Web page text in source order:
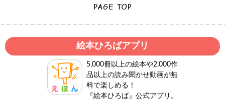
絵本ひろばアプリ
5,000冊以上の絵本や2,000作
品以上の読み聞かせ動画が無
料で楽しめる！
『絵本ひろば』公式アプリ。